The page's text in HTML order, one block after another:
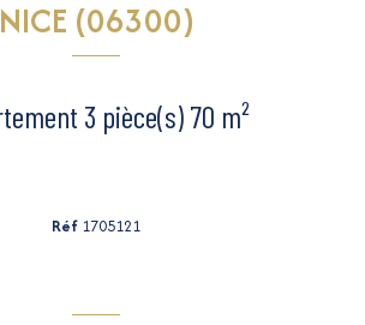
NICE (06300)
Appartement 3 pièce(s) 70 m²
Réf 1705121